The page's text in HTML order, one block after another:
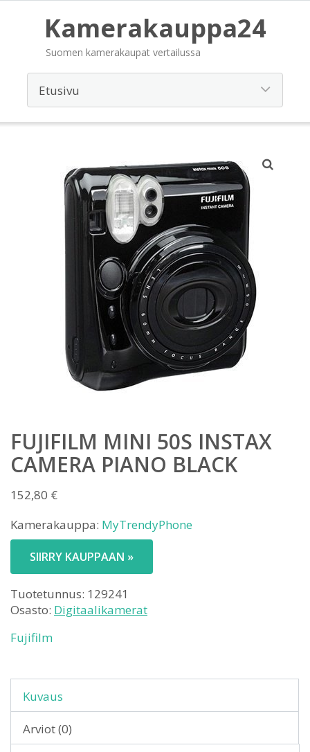
Kamerakauppa24
Suomen kamerakaupat vertailussa
FUJIFILM MINI 50S INSTAX
CAMERA PIANO BLACK
152,80 €
Kamerakauppa: MyTrendyPhone
SIIRRY KAUPPAAN »
Tuotetunnus: 129241
Osasto: Digitaalikamerat
Fujifilm
Kuvaus
Arviot (0)